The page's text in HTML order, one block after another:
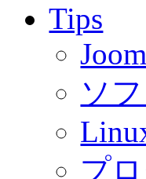
Tips
ソ
プ